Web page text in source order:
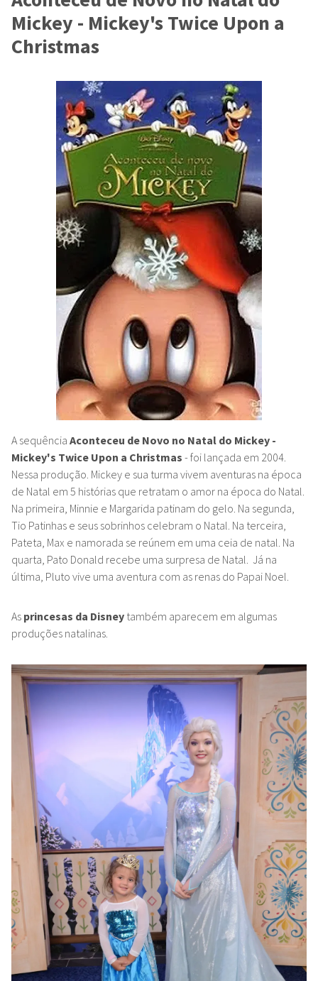
Mickey - Mickey's Twice Upon a
Christmas
A sequência Aconteceu de Novo no Natal do Mickey -
Mickey's Twice Upon a Christmas - foi lançada em 2004.
Nessa produção. Mickey e sua turma vivem aventuras na época
de Natal em 5 histórias que retratam o amor na época do Natal.
Na primeira, Minnie e Margarida patinam do gelo. Na segunda,
Tio Patinhas e seus sobrinhos celebram o Natal. Na terceira,
Pateta, Max e namorada se reúnem em uma ceia de natal. Na
quarta, Pato Donald recebe uma surpresa de Natal. Já na
última, Pluto vive uma aventura com as renas do Papai Noel.
As princesas da Disney também aparecem em algumas
produções natalinas.